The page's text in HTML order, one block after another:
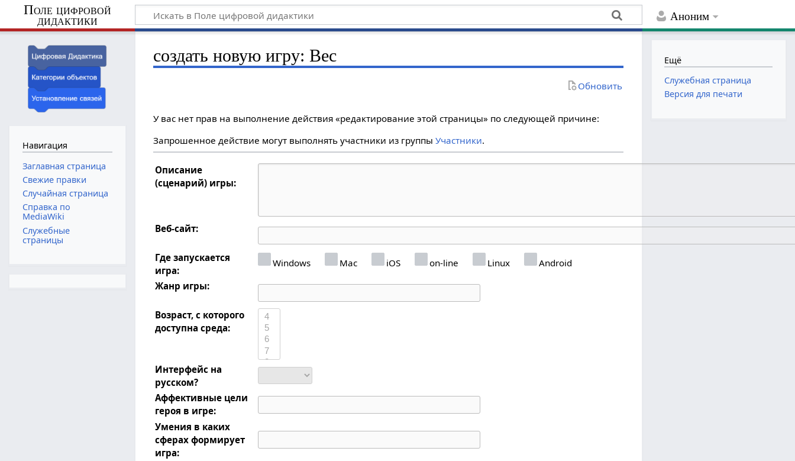
Аноним
Поле цифровой
дидактики
создать новую игру: Bec
Обновить
У вас нет прав на выполнение действия «редактирование этой страницы» по следующей причине:
Запрошенное действие могут выполнять участники из группыУчастники.
Описание
(сценарий) игры:
Веб-сайт:
Где запускается
игра:
Windows Mac iOS on-line Linux
Android
Жанр игры:
Возраст, с которого
доступна среда:
Интерфейс на
русском?
Аффективные цели
героя в игре:
Умения в каких
сферах формирует
игра:
Навигация
Заглавная страница
Свежие правки
Случайная страница
Справка по
MediaWiki
Служебные
страницы
Ещё
Служебная страница
Версия для печати